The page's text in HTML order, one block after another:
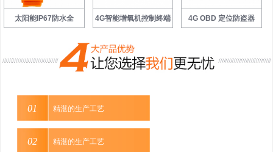
太阳能IP67防水全 4G智能增氧机控制终端 4G OBD 定位防盗器
精湛的生产工艺
精湛的生产工艺